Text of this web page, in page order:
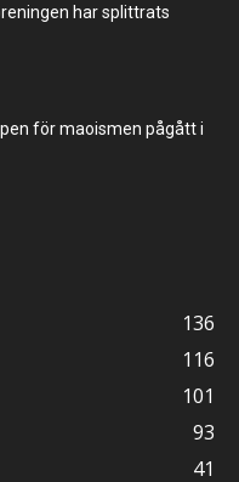
har splittrats
för maoismen pågått i
136
116
101
93
41